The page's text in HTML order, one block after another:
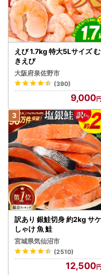
えび 1.7kg 特大5Lサイズ む
きえび
大阪府泉佐野市
(390)
9,000
訳あり 銀鮭切身 約2kg サケ
しゃけ 魚 鮭
宮城県気仙沼市
(2510)
12,500